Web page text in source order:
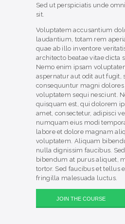
Sed ut perspiciatis unde
sit.
Voluptatem accusantium
laudantium, totam rem
quae ab illo inventore
architecto beatae vitae dicta
Nemo enim ipsam
aspernatur aut odit aut fugit,
consequuntur magni dolores
voluptatem sequi nesciunt.
quisquam est, qui dolorem
amet, consectetur, adipisci
numquam eius modi
labore et dolore magnam
voluptatem. Aliquam
nulla dignissim faucibus.
bibendum at purus aliquet,
tortor. Sed faucibus et tellus
fringilla malesuada luctus.
JOIN THE COURSE